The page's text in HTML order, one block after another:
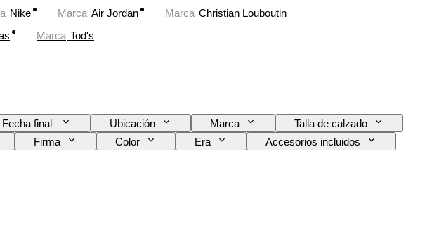
Nike Marca Air Jordan Marca Christian Louboutin
Marca Tod's
Fecha final Ubicación Marca
Talla de calzado
Firma Color Era
Accesorios incluidos